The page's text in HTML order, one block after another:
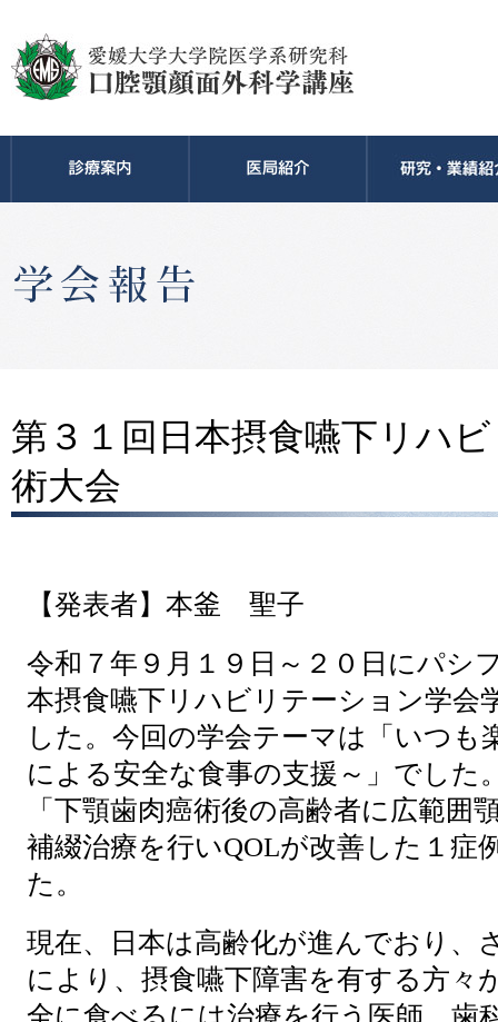
第３１回日本摂食嚥下リハ
術大会
【発表者】本釜 聖子
令和７年９月１９日～２０日にパシ
本摂食嚥下リハビリテーション学会
した。今回の学会テーマは「いつも
による安全な食事の支援～」でした
「下顎歯肉癌術後の高齢者に広範囲
補綴治療を行いQOLが改善した１症
た。
現在、日本は高齢化が進んでおり、
により、摂食嚥下障害を有する方々
全に食べるには治療を行う医師、歯